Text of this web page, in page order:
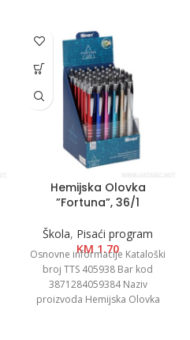
Hemijska Olovka
”Fortuna”, 36/1
Škola, Pisaći program
KM1.70
Osnovne informacije Kataloški
broj TTS 405938 Bar kod
3871284059384 Naziv
proizvoda Hemijska Olovka